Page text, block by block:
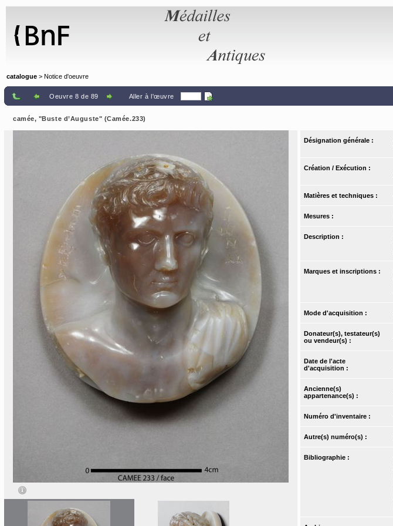
catalogue > Notice d'oeuvre
Oeuvre 8 de 89 Aller à l'œuvre
camée, "Buste d’Auguste" (Camée.233)
Désignation générale :
Création / Exécution :
Matières et techniques :
Mesures :
Description :
Marques et inscriptions :
Mode d'acquisition :
Donateur(s), testateur(s)
ou vendeur(s) :
Date de l'acte
d'acquisition :
Ancienne(s)
appartenance(s) :
Numéro d'inventaire :
Autre(s) numéro(s) :
Bibliographie :